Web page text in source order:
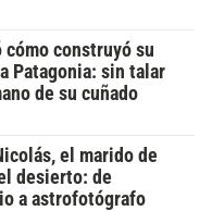
construyó su
Patagonia: sin talar
de su cuñado
el marido de
desierto: de
a astrofotógrafo